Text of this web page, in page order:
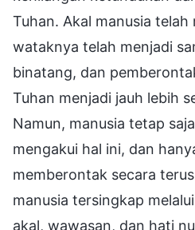
Tuhan. Akal manusia telah
wataknya telah menjadi
binatang, dan
Tuhan menjadi jauh lebih
Namun, manusia tetap
mengakui hal ini, dan
memberontak secara
manusia tersingkap
akal, wawasan, dan hati